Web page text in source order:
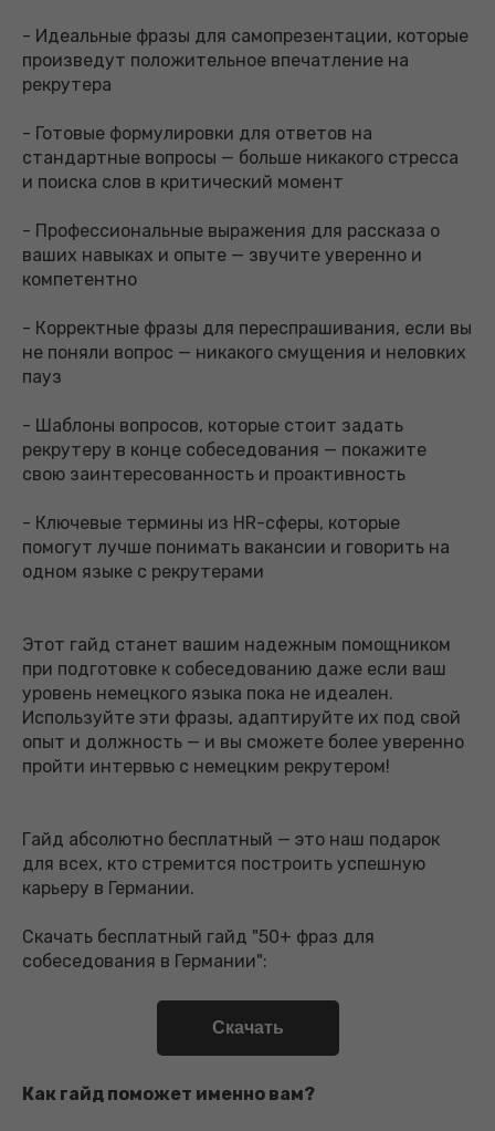
- Идеальные фразы для самопрезентации, которые
произведут положительное впечатление на
рекрутера
- Готовые формулировки для ответов на
стандартные вопросы — больше никакого стресса
и поиска слов в критический момент
- Профессиональные выражения для рассказа о
ваших навыках и опыте — звучите уверенно и
компетентно
- Корректные фразы для переспрашивания, если вы
не поняли вопрос — никакого смущения и неловких
пауз
- Шаблоны вопросов, которые стоит задать
рекрутеру в конце собеседования — покажите
свою заинтересованность и проактивность
- Ключевые термины из HR-сферы, которые
помогут лучше понимать вакансии и говорить на
одном языке с рекрутерами
Этот гайд станет вашим надежным помощником
при подготовке к собеседованию даже если ваш
уровень немецкого языка пока не идеален.
Используйте эти фразы, адаптируйте их под свой
опыт и должность — и вы сможете более уверенно
пройти интервью с немецким рекрутером!
Гайд абсолютно бесплатный — это наш подарок
для всех, кто стремится построить успешную
карьеру в Германии.
Скачать бесплатный гайд "50+ фраз для
собеседования в Германии":
Скачать
Как гайд поможет именно вам?